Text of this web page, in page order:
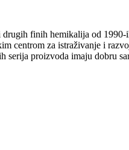
finih hemikalija od
centrom za istraživanje i
proizvoda imaju dobru